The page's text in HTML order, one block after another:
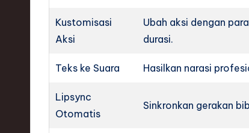
Kustomisasi
Aksi
Ubah aksi dengan
durasi.
Teks ke Suara Hasilkan narasi
Lipsync
Otomatis
Sinkronkan gerakan